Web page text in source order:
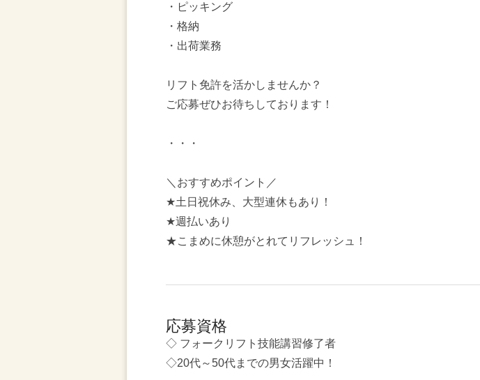
・ピッキング
・格納
・出荷業務
リフト免許を活かしませんか？
ご応募ぜひお待ちしております！
・・・
＼おすすめポイント／
★土日祝休み、大型連休もあり！
★週払いあり
★こまめに休憩がとれてリフレッシュ！
応募資格
◇ フォークリフト技能講習修了者
◇20代～50代までの男女活躍中！